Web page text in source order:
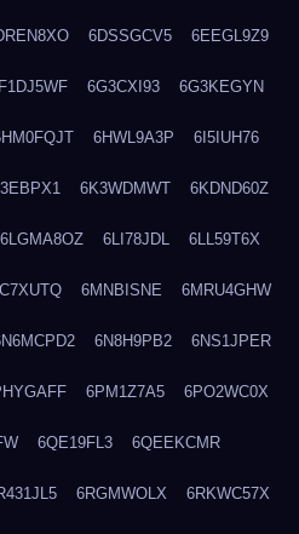
6DSSGCV5 6EEGL9Z9
6G3CXI93 6G3KEGYN
6HWL9A3P 6I5IUH76
6K3WDMWT 6KDND60Z
6LGMA8OZ 6LI78JDL 6LL59T6X
6MNBISNE 6MRU4GHW
6N8H9PB2 6NS1JPER
6PM1Z7A5 6PO2WC0X
6QE19FL3 6QEEKCMR
6RGMWOLX 6RKWC57X